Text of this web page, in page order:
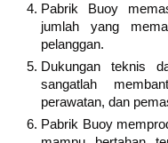
Pabrik Buoy
jumlah yang
pelanggan.
Dukungan teknis
sangatlah
perawatan, dan
Pabrik Buoy